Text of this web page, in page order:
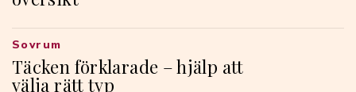
Täcken förklarade – hjälp att
välja rätt typ
Sovrum